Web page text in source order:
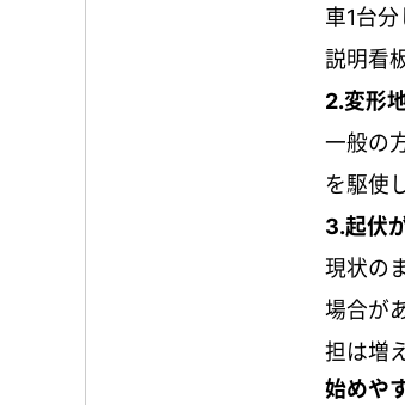
車1台
説明看
2.変形
一般の
を駆使
3.起伏
現状の
場合が
担は増
始めや